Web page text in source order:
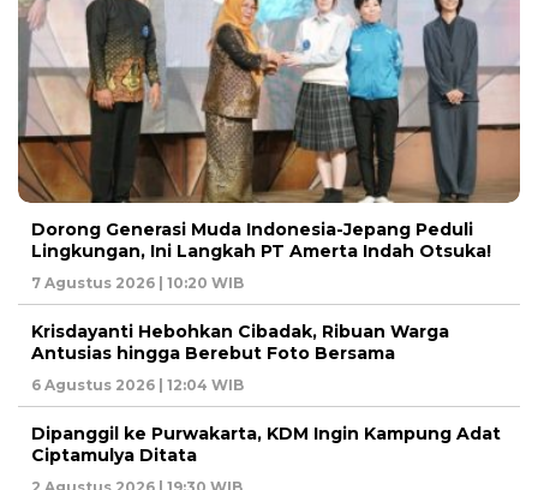
Dorong Generasi Muda Indonesia-Jepang Peduli
Lingkungan, Ini Langkah PT Amerta Indah Otsuka!
7 Agustus 2026 | 10:20 WIB
Krisdayanti Hebohkan Cibadak, Ribuan Warga
Antusias hingga Berebut Foto Bersama
6 Agustus 2026 | 12:04 WIB
Dipanggil ke Purwakarta, KDM Ingin Kampung Adat
Ciptamulya Ditata